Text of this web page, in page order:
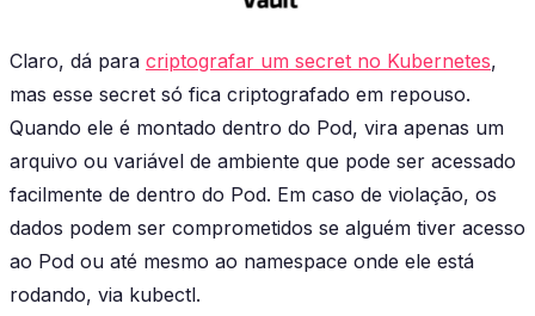
Claro, dá para criptografar um secret no Kubernetes,
mas esse secret só fica criptografado em repouso.
Quando ele é montado dentro do Pod, vira apenas um
arquivo ou variável de ambiente que pode ser acessado
facilmente de dentro do Pod. Em caso de violação, os
dados podem ser comprometidos se alguém tiver acesso
ao Pod ou até mesmo ao namespace onde ele está
rodando, via kubectl.